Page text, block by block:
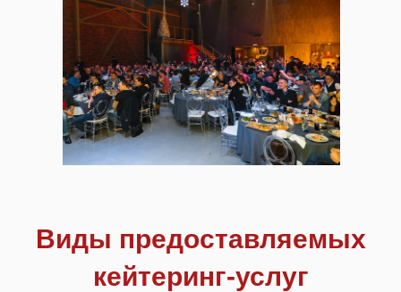
Виды предоставляемых
кейтеринг-услуг